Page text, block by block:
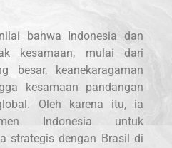
bahwa Indonesia dan
kesamaan, mulai dari
besar, keanekaragaman
kesamaan pandangan
Oleh karena itu, ia
Indonesia untuk
strategis dengan Brasil di